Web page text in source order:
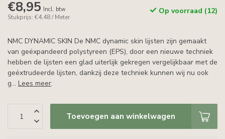
€8,95 Incl. btw
Stukprijs: €4,48 / Meter
Op voorraad (12)
NMC DYNAMIC SKIN De NMC dynamic skin lijsten zijn gemaakt
van geëxpandeerd polystyreen (EPS), door een nieuwe techniek
hebben de lijsten een glad uiterlijk gekregen vergelijkbaar met de
geëxtrudeerde lijsten, dankzij deze techniek kunnen wij nu ook
g... Lees meer.
Toevoegen aan winkelwagen